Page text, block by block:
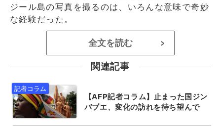
ジール島の写真を撮るのは、いろんな意味で奇妙
な経験だった。
全文を読む >
関連記事
【AFP記者コラム】止まった国ジン
バブエ、変化の訪れを待ち望んで